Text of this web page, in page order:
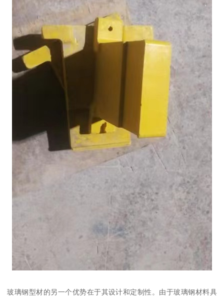
玻璃钢型材的另一个优势在于其设计和定制性。由于玻璃钢材料具